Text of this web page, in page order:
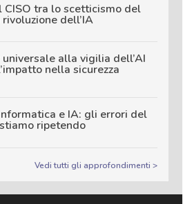
CISO tra lo scetticismo del
dell’IA
alla vigilia dell’AI
nella sicurezza
e IA: gli errori del
ripetendo
Vedi tutti gli approfondimenti >